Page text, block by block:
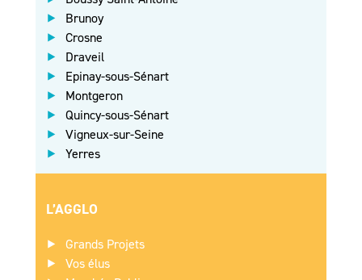
Brunoy
Crosne
Draveil
Epinay-sous-Sénart
Montgeron
Quincy-sous-Sénart
Vigneux-sur-Seine
Yerres
L’AGGLO
Grands Projets
Vos élus